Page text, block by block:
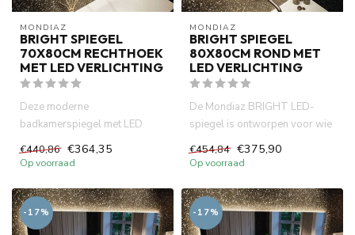
MONDIAZ
BRIGHT SPIEGEL
70X80CM RECHTHOEK
MET LED VERLICHTING
Deze moderne
badkamerspiegel met LED
verlichting (80 cm) is de
perfecte combinat...
€440,86 €364,35
Op voorraad
MONDIAZ
BRIGHT SPIEGEL
80X80CM ROND MET
LED VERLICHTING
De Mondiaz BRIGHT LED-
spiegel is ontworpen voor wie
houdt van eenvoudigheid met
...
€454,84 €375,90
Op voorraad
-17% -17%